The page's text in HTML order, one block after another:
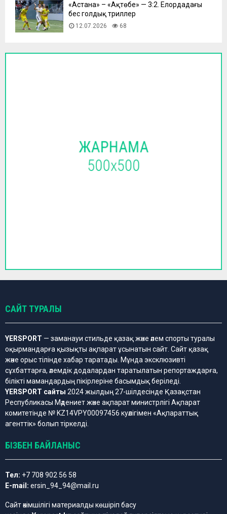
​«Астана» – «Ақтөбе» — 3:2. Елордадағы
бес голдық триллер
12.07.2026 68
САЙТ ТУРАЛЫ
YERSPORT — заманауи стильде қазақ және әлем спорты туралы
оқырмандарға қызықты ақпарат ұсынатын сайт. Сайт қазақ
және орыс тілінде хабар таратады. Мұнда эксклюзивті
сұхбаттарға, әлемдік додалардан таратылатын репортаждарға,
білікті мамандардың пікірлеріне басымдық беріледі.
YERSPORT сайты 2024 жылдың 27-шілдесінде Қазақстан
Республикасы Мәдениет және ақпарат министрлігі Ақпарат
комитетінде № KZ14VPY00097456 куәлігімен «Ақпараттық
агенттік» болып тіркелді.
БІЗБЕН БАЙЛАНЫС
Тел: +7 708 902 56 58
E-mail: ersin_94_94@mail.ru
Сайт әкімшілігі материалды көшіріп басу